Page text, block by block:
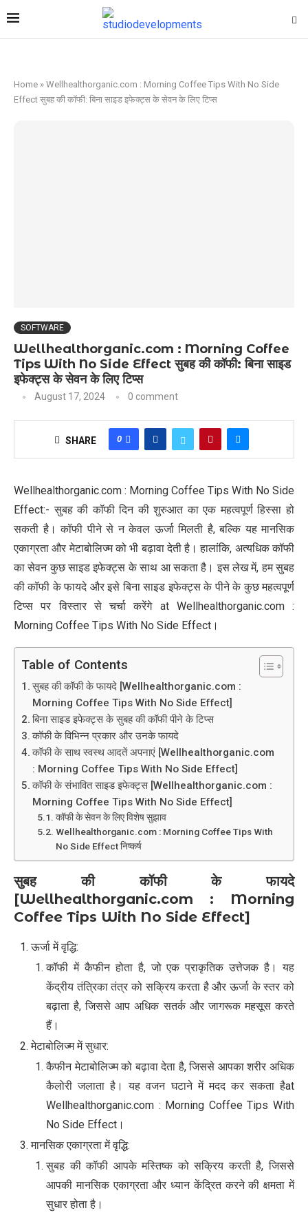
Home » Wellhealthorganic.com : Morning Coffee Tips With No Side
Effect सुबह की कॉफी: बिना साइड इफेक्ट्स के सेवन के लिए टिप्स
SOFTWARE
Wellhealthorganic.com : Morning Coffee
Tips With No Side Effect सुबह की कॉफी: बिना साइड
इफेक्ट्स के सेवन के लिए टिप्स
August 17, 2024 0 comment
SHARE 0
Wellhealthorganic.com : Morning Coffee Tips With No Side
Effect:- सुबह की कॉफी दिन की शुरुआत का एक महत्वपूर्ण हिस्सा हो
सकती है। कॉफी पीने से न केवल ऊर्जा मिलती है, बल्कि यह मानसिक
एकाग्रता और मेटाबोलिज्म को भी बढ़ावा देती है। हालांकि, अत्यधिक कॉफी
का सेवन कुछ साइड इफेक्ट्स के साथ आ सकता है। इस लेख में, हम सुबह
की कॉफी के फायदे और इसे बिना साइड इफेक्ट्स के पीने के कुछ महत्वपूर्ण
टिप्स पर विस्तार से चर्चा करेंगे at Wellhealthorganic.com :
Morning Coffee Tips With No Side Effect।
Table of Contents
सुबह की कॉफी के फायदे [Wellhealthorganic.com :
Morning Coffee Tips With No Side Effect]
बिना साइड इफेक्ट्स के सुबह की कॉफी पीने के टिप्स
कॉफी के विभिन्न प्रकार और उनके फायदे
कॉफी के साथ स्वस्थ आदतें अपनाएं [Wellhealthorganic.com
: Morning Coffee Tips With No Side Effect]
कॉफी के संभावित साइड इफेक्ट्स [Wellhealthorganic.com :
Morning Coffee Tips With No Side Effect]
कॉफी के सेवन के लिए विशेष सुझाव
Wellhealthorganic.com : Morning Coffee Tips With
No Side Effect निष्कर्ष
सुबह की कॉफी के फायदे
[Wellhealthorganic.com : Morning
Coffee Tips With No Side Effect]
ऊर्जा में वृद्धि:
कॉफी में कैफीन होता है, जो एक प्राकृतिक उत्तेजक है। यह
केंद्रीय तंत्रिका तंत्र को सक्रिय करता है और ऊर्जा के स्तर को
बढ़ाता है, जिससे आप अधिक सतर्क और जागरूक महसूस करते
हैं।
मेटाबोलिज्म में सुधार:
कैफीन मेटाबोलिज्म को बढ़ावा देता है, जिससे आपका शरीर अधिक
कैलोरी जलाता है। यह वजन घटाने में मदद कर सकता हैat
Wellhealthorganic.com : Morning Coffee Tips With
No Side Effect।
मानसिक एकाग्रता में वृद्धि:
सुबह की कॉफी आपके मस्तिष्क को सक्रिय करती है, जिससे
आपकी मानसिक एकाग्रता और ध्यान केंद्रित करने की क्षमता में
सुधार होता है।